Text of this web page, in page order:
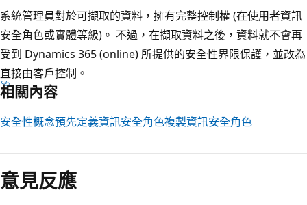
系統管理員對於可擷取的資料，擁有完整控制權 (在使用者資訊
安全角色或實體等級)。 不過，在擷取資料之後，資料就不會再
受到 Dynamics 365 (online) 所提供的安全性界限保護，並改為
直接由客戶控制。
相關內容
安全性概念預先定義資訊安全角色複製資訊安全角色
意見反應